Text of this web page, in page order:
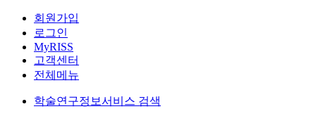
회원가입
로그인
MyRISS
고객센터
전체메뉴
학술연구정보서비스 검색